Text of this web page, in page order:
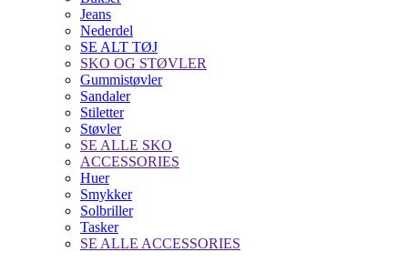
Jeans
Nederdel
SE ALT TØJ
SKO OG STØVLER
Gummistøvler
Sandaler
Stiletter
Støvler
SE ALLE SKO
ACCESSORIES
Huer
Smykker
Solbriller
Tasker
SE ALLE ACCESSORIES